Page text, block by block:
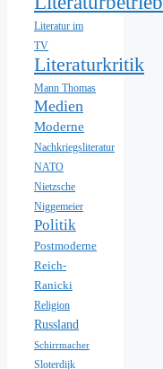
Literatur im
TV
Literaturkritik
Mann Thomas
Medien
Moderne
Nachkriegsliteratur
NATO
Nietzsche
Niggemeier
Politik
Postmoderne
Reich-
Ranicki
Religion
Russland
Schirrmacher
Sloterdijk